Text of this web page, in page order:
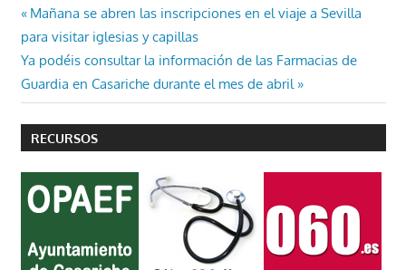
Navegación
de
entradas
Entrada
anterior:
Mañana se abren las inscripciones en el viaje a Sevilla
para visitar iglesias y capillas
Entrada
siguiente:
Ya podéis consultar la información de las Farmacias de
Guardia en Casariche durante el mes de abril
RECURSOS